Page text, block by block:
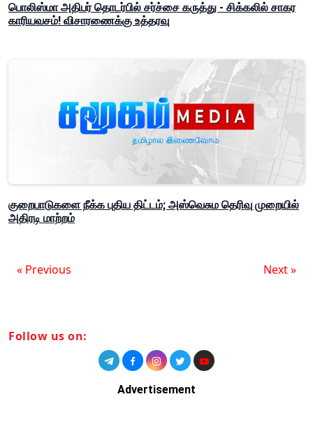
பொலிஸ்மா அதிபர் தொடர்பில் சர்ச்சை கருத்து - சிக்கலில் சாகர
காரியவசம்! விசாரணைக்கு உத்தரவு
குறைபாடுகளை நீக்க புதிய திட்டம்; அஸ்வெசும தெரிவு முறையில்
அதிரடி மாற்றம்
« Previous Next »
Follow us on:
Advertisement